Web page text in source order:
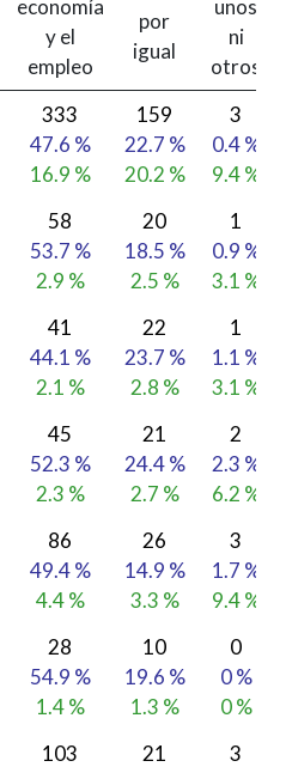
economía
y el
empleo
por
igual
unos
ni
otros
333
47.6 %
16.9 %
159
22.7 %
20.2 %
3
0.4 %
9.4 %
58
53.7 %
2.9 %
20
18.5 %
2.5 %
1
0.9 %
3.1 %
41
44.1 %
2.1 %
22
23.7 %
2.8 %
1
1.1 %
3.1 %
45
52.3 %
2.3 %
21
24.4 %
2.7 %
2
2.3 %
6.2 %
86
49.4 %
4.4 %
26
14.9 %
3.3 %
3
1.7 %
9.4 %
28
54.9 %
1.4 %
10
19.6 %
1.3 %
0
0 %
0 %
103
21
3